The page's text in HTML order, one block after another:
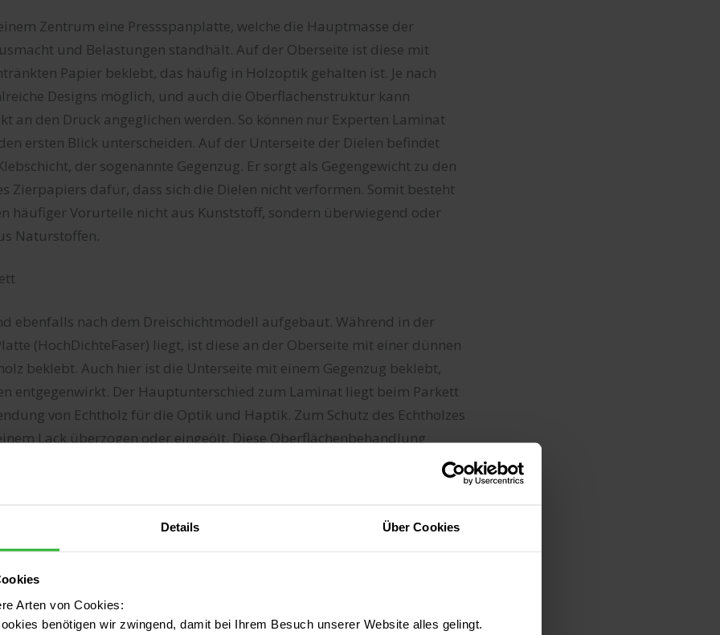
Details Über Cookies
Arten von Cookies:
benötigen wir zwingend, damit bei Ihrem Besuch unserer Website alles gelingt.
Zentrum eine Pressspanplatte, welche die Hauptmasse der
und Belastungen standhält. Auf der Oberseite ist diese mit
Papier beklebt, das häufig in Holzoptik gehalten ist. Je nach
Designs möglich, und auch die Oberflächenstruktur kann
an den Druck angeglichen werden. So können nur Experten Laminat
ersten Blick unterscheiden. Auf der Unterseite der Dielen befindet
der sogenannte Gegenzug. Er sorgt als Gegengewicht zu den
Zierpapiers dafür, dass sich die Dielen nicht verformen. Somit besteht
häufiger Vorurteile nicht aus Kunststoff, sondern überwiegend oder
Naturstoffen.
ebenfalls nach dem Dreischichtmodell aufgebaut. Während in der
(HochDichteFaser) liegt, ist diese an der Oberseite mit einer dünnen
beklebt. Auch hier ist die Unterseite mit einem Gegenzug beklebt,
entgegenwirkt. Der Hauptunterschied zum Laminat liegt beim Parkett
von Echtholz für die Optik und Haptik. Zum Schutz des Echtholzes
Lack überzogen oder eingeölt. Diese Oberflächenbehandlung
Opferschicht, die durch Umwelteinflüsse anstelle des eigentlichen
wird und deshalb regelmäßig gepflegt werden muss.
Laminat und Parkett
Laminat
von Laminat ist seine Vielseitigkeit. Zahlreiche Holzdekors von klassisch